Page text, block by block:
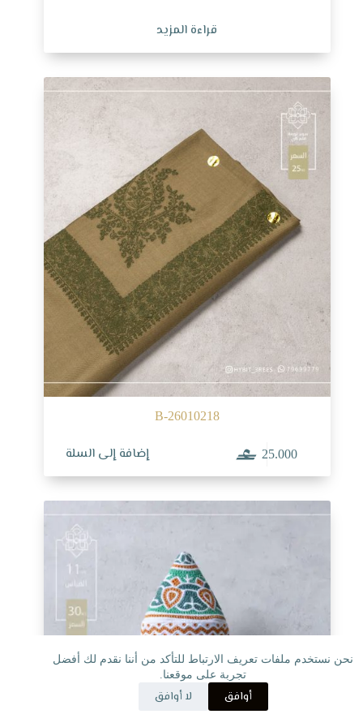
نحن نستخدم ملفات تعريف الارتباط للتأكد من أننا نقدم لك أفضل
تجربة على موقعنا.
أوافق لا أوافق
قراءة المزيد
B-26010218
25.000 إضافة إلى السلة